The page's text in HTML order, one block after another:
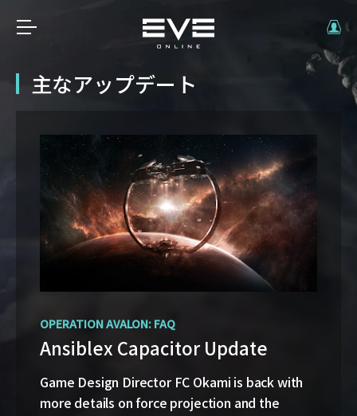
主なアップデート
OPERATION AVALON: FAQ
Ansiblex Capacitor Update
Game Design Director FC Okami is back with
more details on force projection and the
THE CRADLE OF WAR EXPANSION IS HERE
You can turn the tide of the war,
Cradle of War, the new expansion for EVE